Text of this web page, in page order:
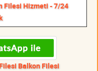
Filesi Hizmeti - 7/24
Balkon Filesi